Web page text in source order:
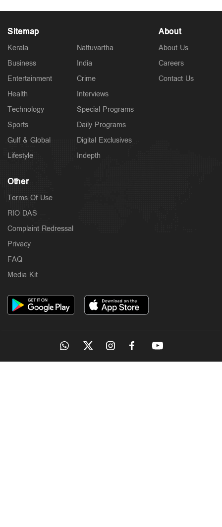
Sitemap
Kerala
Business
Entertainment
Health
Technology
Sports
Gulf & Global
Lifestyle
Nattuvartha
India
Crime
Interviews
Special Programs
Daily Programs
Digital Exclusives
Indepth
About
About Us
Careers
Contact Us
Other
Terms Of Use
RIO DAS
Complaint Redressal
Privacy
FAQ
Media Kit